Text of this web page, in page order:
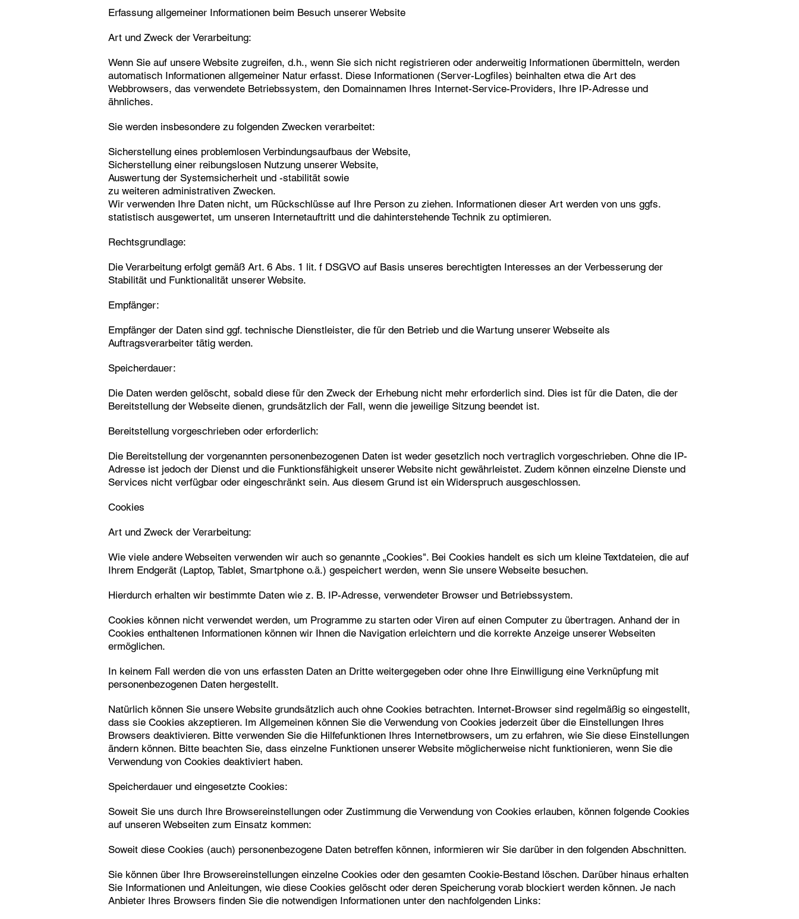
Erfassung allgemeiner Informationen beim Besuch unserer Website
Art und Zweck der Verarbeitung:
Wenn Sie auf unsere Website zugreifen, d.h., wenn Sie sich nicht registrieren oder anderweitig Informationen übermitteln, werden
automatisch Informationen allgemeiner Natur erfasst. Diese Informationen (Server-Logfiles) beinhalten etwa die Art des
Webbrowsers, das verwendete Betriebssystem, den Domainnamen Ihres Internet-Service-Providers, Ihre IP-Adresse und
ähnliches.
Sie werden insbesondere zu folgenden Zwecken verarbeitet:
Sicherstellung eines problemlosen Verbindungsaufbaus der Website,
Sicherstellung einer reibungslosen Nutzung unserer Website,
Auswertung der Systemsicherheit und -stabilität sowie
zu weiteren administrativen Zwecken.
Wir verwenden Ihre Daten nicht, um Rückschlüsse auf Ihre Person zu ziehen. Informationen dieser Art werden von uns ggfs.
statistisch ausgewertet, um unseren Internetauftritt und die dahinterstehende Technik zu optimieren.
Rechtsgrundlage:
Die Verarbeitung erfolgt gemäß Art. 6 Abs. 1 lit. f DSGVO auf Basis unseres berechtigten Interesses an der Verbesserung der
Stabilität und Funktionalität unserer Website.
Empfänger:
Empfänger der Daten sind ggf. technische Dienstleister, die für den Betrieb und die Wartung unserer Webseite als
Auftragsverarbeiter tätig werden.
Speicherdauer:
Die Daten werden gelöscht, sobald diese für den Zweck der Erhebung nicht mehr erforderlich sind. Dies ist für die Daten, die der
Bereitstellung der Webseite dienen, grundsätzlich der Fall, wenn die jeweilige Sitzung beendet ist.
Bereitstellung vorgeschrieben oder erforderlich:
Die Bereitstellung der vorgenannten personenbezogenen Daten ist weder gesetzlich noch vertraglich vorgeschrieben. Ohne die IP-
Adresse ist jedoch der Dienst und die Funktionsfähigkeit unserer Website nicht gewährleistet. Zudem können einzelne Dienste und
Services nicht verfügbar oder eingeschränkt sein. Aus diesem Grund ist ein Widerspruch ausgeschlossen.
Cookies
Art und Zweck der Verarbeitung:
Wie viele andere Webseiten verwenden wir auch so genannte „Cookies". Bei Cookies handelt es sich um kleine Textdateien, die auf
Ihrem Endgerät (Laptop, Tablet, Smartphone o.ä.) gespeichert werden, wenn Sie unsere Webseite besuchen.
Hierdurch erhalten wir bestimmte Daten wie z. B. IP-Adresse, verwendeter Browser und Betriebssystem.
Cookies können nicht verwendet werden, um Programme zu starten oder Viren auf einen Computer zu übertragen. Anhand der in
Cookies enthaltenen Informationen können wir Ihnen die Navigation erleichtern und die korrekte Anzeige unserer Webseiten
ermöglichen.
In keinem Fall werden die von uns erfassten Daten an Dritte weitergegeben oder ohne Ihre Einwilligung eine Verknüpfung mit
personenbezogenen Daten hergestellt.
Natürlich können Sie unsere Website grundsätzlich auch ohne Cookies betrachten. Internet-Browser sind regelmäßig so eingestellt,
dass sie Cookies akzeptieren. Im Allgemeinen können Sie die Verwendung von Cookies jederzeit über die Einstellungen Ihres
Browsers deaktivieren. Bitte verwenden Sie die Hilfefunktionen Ihres Internetbrowsers, um zu erfahren, wie Sie diese Einstellungen
ändern können. Bitte beachten Sie, dass einzelne Funktionen unserer Website möglicherweise nicht funktionieren, wenn Sie die
Verwendung von Cookies deaktiviert haben.
Speicherdauer und eingesetzte Cookies:
Soweit Sie uns durch Ihre Browsereinstellungen oder Zustimmung die Verwendung von Cookies erlauben, können folgende Cookies
auf unseren Webseiten zum Einsatz kommen:
Soweit diese Cookies (auch) personenbezogene Daten betreffen können, informieren wir Sie darüber in den folgenden Abschnitten.
Sie können über Ihre Browsereinstellungen einzelne Cookies oder den gesamten Cookie-Bestand löschen. Darüber hinaus erhalten
Sie Informationen und Anleitungen, wie diese Cookies gelöscht oder deren Speicherung vorab blockiert werden können. Je nach
Anbieter Ihres Browsers finden Sie die notwendigen Informationen unter den nachfolgenden Links: